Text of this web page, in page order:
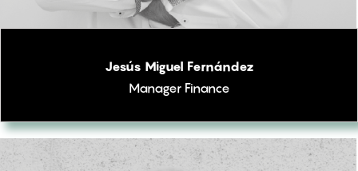
Jesús Miguel Fernández
Manager Finance